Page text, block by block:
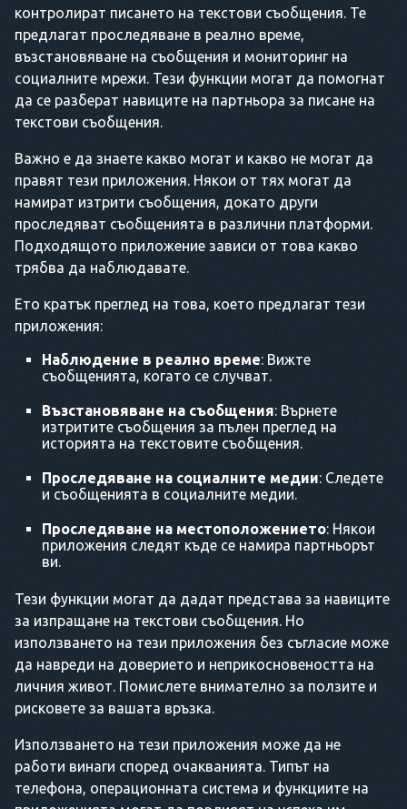
контролират писането на текстови съобщения. Те
предлагат проследяване в реално време,
възстановяване на съобщения и мониторинг на
социалните мрежи. Тези функции могат да помогнат
да се разберат навиците на партньора за писане на
текстови съобщения.
Важно е да знаете какво могат и какво не могат да
правят тези приложения. Някои от тях могат да
намират изтрити съобщения, докато други
проследяват съобщенията в различни платформи.
Подходящото приложение зависи от това какво
трябва да наблюдавате.
Ето кратък преглед на това, което предлагат тези
приложения:
Наблюдение в реално време: Вижте
съобщенията, когато се случват.
Възстановяване на съобщения: Върнете
изтритите съобщения за пълен преглед на
историята на текстовите съобщения.
Проследяване на социалните медии: Следете
и съобщенията в социалните медии.
Проследяване на местоположението: Някои
приложения следят къде се намира партньорът
ви.
Тези функции могат да дадат представа за навиците
за изпращане на текстови съобщения. Но
използването на тези приложения без съгласие може
да навреди на доверието и неприкосновеността на
личния живот. Помислете внимателно за ползите и
рисковете за вашата връзка.
Използването на тези приложения може да не
работи винаги според очакванията. Типът на
телефона, операционната система и функциите на